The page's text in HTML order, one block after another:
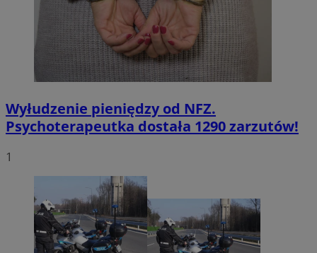
Wyłudzenie pieniędzy od NFZ.
Psychoterapeutka dostała 1290 zarzutów!
1